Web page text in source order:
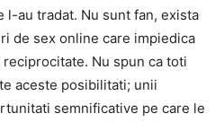
l-au tradat. Nu sunt fan, exista
de sex online care impiedica
Nu spun ca toti
aceste posibilitati; unii
semnificative pe care le